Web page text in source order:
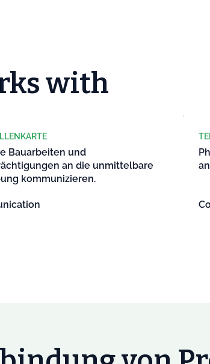
with
Bauarbeiten und
an die unmittelbare
kommunizieren.